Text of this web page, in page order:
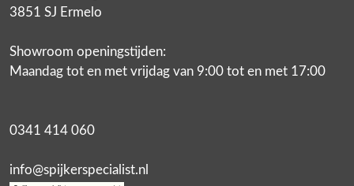
3851 SJ Ermelo
Showroom openingstijden:
Maandag tot en met vrijdag van 9:00 tot en met 17:00
0341 414 060
info@spijkerspecialist.nl